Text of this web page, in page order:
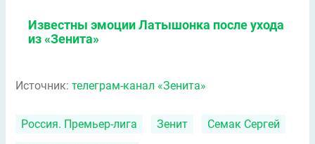
Известны эмоции Латышонка после ухода
из «Зенита»
Источник: телеграм-канал «Зенита»
Россия. Премьер-лига Зенит Семак Сергей